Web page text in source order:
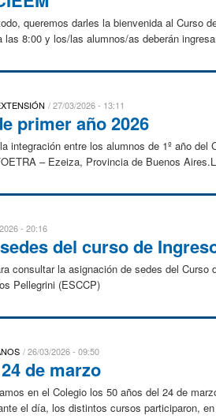
queremos darles la bienvenida al Curso
las 8:00 y los/las alumnos/as deberán
27/03/2026 - 13:11
primer año 2026
integración entre los alumnos de 1º año
– Ezeiza, Provincia de Buenos
- 20:16
del curso de
consultar la asignación de sedes del
Pellegrini (ESCCP)
26/03/2026 - 09:50
de marzo
en el Colegio los 50 años del 24 de
el día, los distintos cursos participaron,